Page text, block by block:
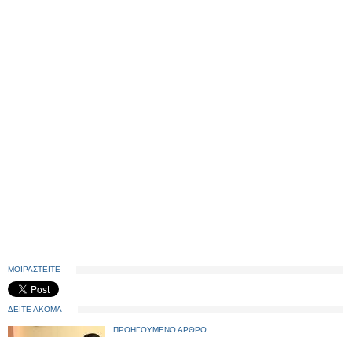
ΜΟΙΡΑΣΤΕΙΤΕ
ΔΕΙΤΕ ΑΚΟΜΑ
ΠΡΟΗΓΟΥΜΕΝΟ ΑΡΘΡΟ